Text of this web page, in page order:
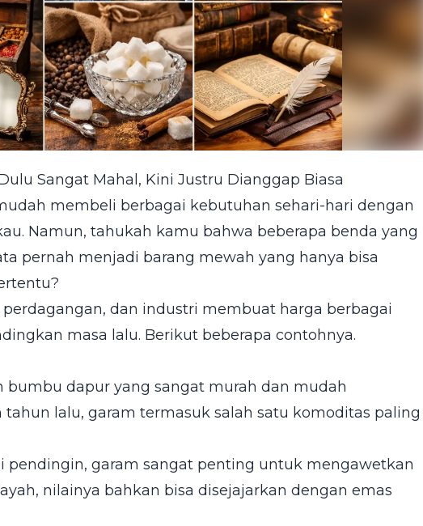
Sangat Mahal, Kini Justru Dianggap Biasa
membeli berbagai kebutuhan sehari-hari dengan
Namun, tahukah kamu bahwa beberapa benda yang
pernah menjadi barang mewah yang hanya bisa
dan industri membuat harga berbagai
masa lalu. Berikut beberapa contohnya.
bumbu dapur yang sangat murah dan mudah
lalu, garam termasuk salah satu komoditas paling
pendingin, garam sangat penting untuk mengawetkan
nilainya bahkan bisa disejajarkan dengan emas